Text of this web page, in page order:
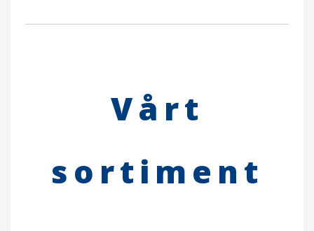
Vårt
sortiment